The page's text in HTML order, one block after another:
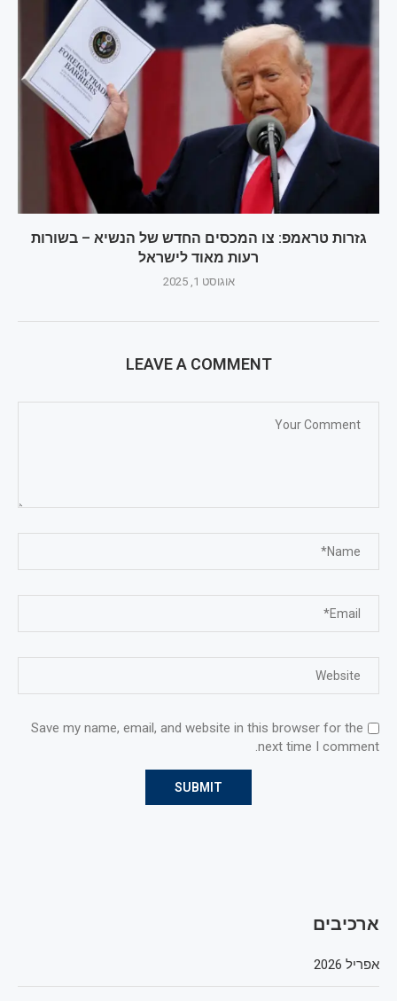
גזרות טראמפ: צו המכסים החדש של הנשיא – בשורות
רעות מאוד לישראל
אוגוסט 1, 2025
LEAVE A COMMENT
Save my name, email, and website in this browser for the
next time I comment.
ארכיבים
אפריל 2026